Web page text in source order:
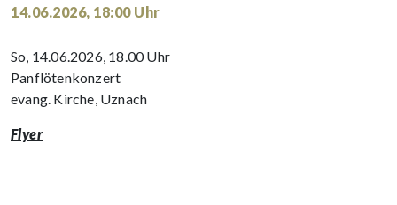
14.06.2026, 18:00Uhr
So, 14.06.2026, 18.00 Uhr
Panflötenkonzert
evang. Kirche, Uznach
Flyer